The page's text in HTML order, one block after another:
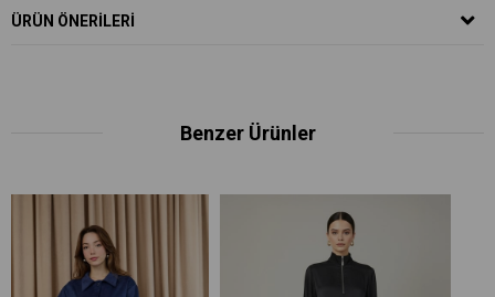
ÜRÜN ÖNERILERI
Benzer Ürünler